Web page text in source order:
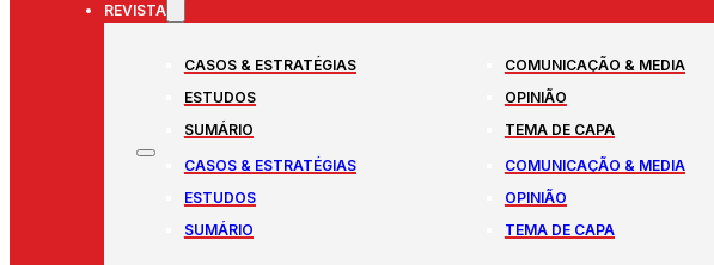
REVISTA
CASOS & ESTRATÉGIAS COMUNICAÇÃO & MEDIA
ESTUDOS
OPINIÃO
SUMÁRIO
TEMA DE CAPA
CASOS & ESTRATÉGIAS
COMUNICAÇÃO & MEDIA
ESTUDOS
OPINIÃO
SUMÁRIO
TEMA DE CAPA